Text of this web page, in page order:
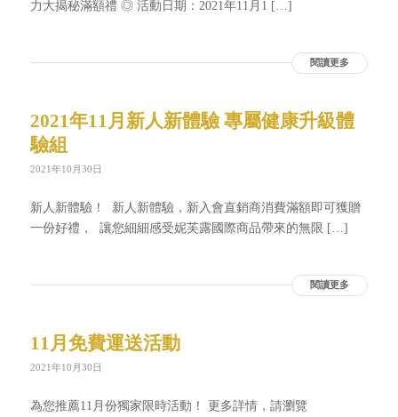
力大揭秘滿額禮 ◎ 活動日期：2021年11月1 […]
閱讀更多
2021年11月新人新體驗 專屬健康升級體
驗組
2021年10月30日
新人新體驗！ ​ 新人新體驗，新入會直銷商消費滿額即可獲贈
一份好禮， ​ 讓您細細感受妮芙露國際商品帶來的無限 […]
閱讀更多
11月免費運送活動
2021年10月30日
為您推薦11月份獨家限時活動！ 更多詳情，請瀏覽